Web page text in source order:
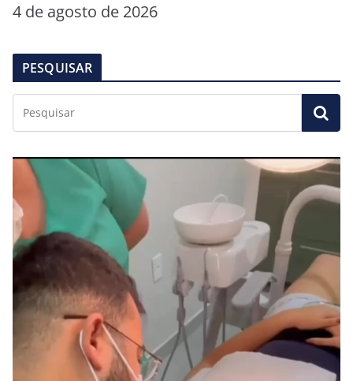
4 de agosto de 2026
PESQUISAR